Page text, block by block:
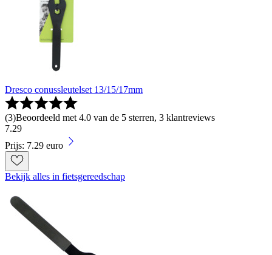
Dresco conussleutelset 13/15/17mm
(3)Beoordeeld met 4.0 van de 5 sterren, 3 klantreviews
7.29
Prijs: 7.29 euro
Bekijk alles in fietsgereedschap